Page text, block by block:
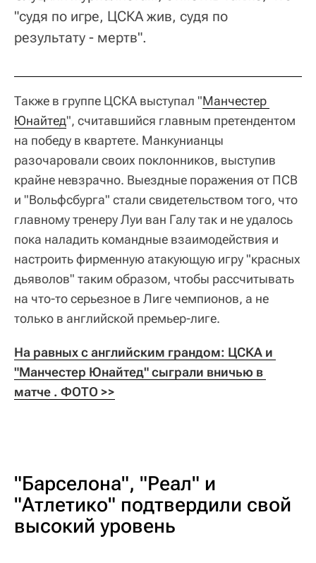
"судя по игре, ЦСКА жив, судя по
результату - мертв".
Также в группе ЦСКА выступал "Манчестер
Юнайтед", считавшийся главным претендентом
на победу в квартете. Манкунианцы
разочаровали своих поклонников, выступив
крайне невзрачно. Выездные поражения от ПСВ
и "Вольфсбурга" стали свидетельством того, что
главному тренеру Луи ван Галу так и не удалось
пока наладить командные взаимодействия и
настроить фирменную атакующую игру "красных
дьяволов" таким образом, чтобы рассчитывать
на что-то серьезное в Лиге чемпионов, а не
только в английской премьер-лиге.
На равных с английским грандом: ЦСКА и
"Манчестер Юнайтед" сыграли вничью в
матче . ФОТО >>
"Барселона", "Реал" и
"Атлетико" подтвердили свой
высокий уровень